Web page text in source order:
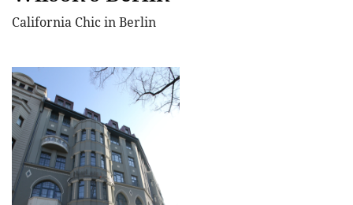
California Chic in Berlin